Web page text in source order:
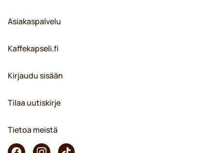
Asiakaspalvelu
Kaffekapseli.fi
Kirjaudu sisään
Tilaa uutiskirje
Tietoa meistä